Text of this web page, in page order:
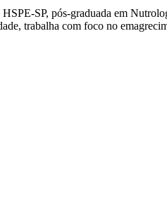
SP, pós-graduada em
trabalha com foco no